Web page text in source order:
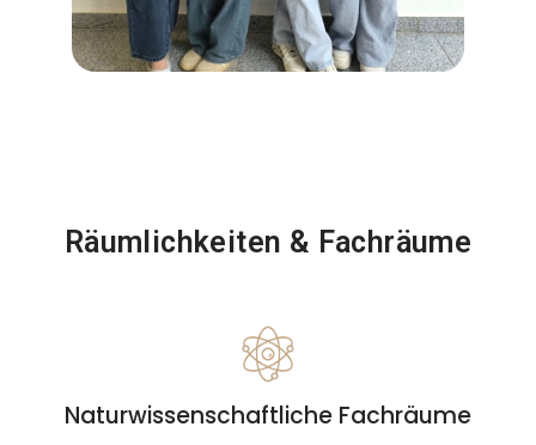
Räumlichkeiten & Fachräume
Naturwissenschaftliche Fachräume